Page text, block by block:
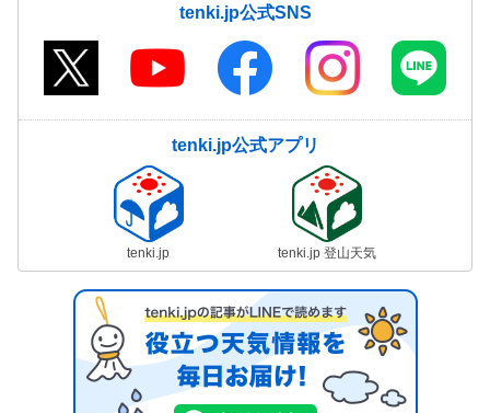
tenki.jp公式SNS
tenki.jp公式アプリ
tenki.jp tenki.jp 登山天気